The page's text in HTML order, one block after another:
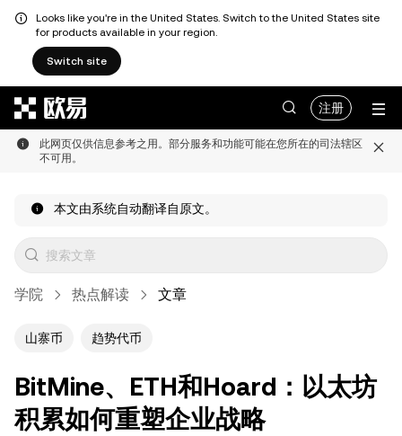
Looks like you're in the United States. Switch to the United States site
for products available in your region.
Switch site
注册
此网页仅供信息参考之用。部分服务和功能可能在您所在的司法辖区
不可用。
本文由系统自动翻译自原文。
学院 热点解读 文章
山寨币 趋势代币
BitMine、ETH和Hoard：以太坊
积累如何重塑企业战略